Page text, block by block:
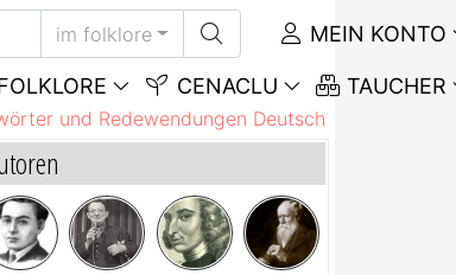
im folklore MEIN KONTO
CENACLU TAUCHER
und Redewendungen Deutsch